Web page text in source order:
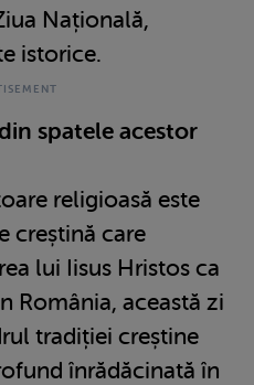
Națională,
istorice.
spatele acestor
religioasă este
creștină care
lui Iisus Hristos ca
România, această zi
tradiției creștine
înrădăcinată în